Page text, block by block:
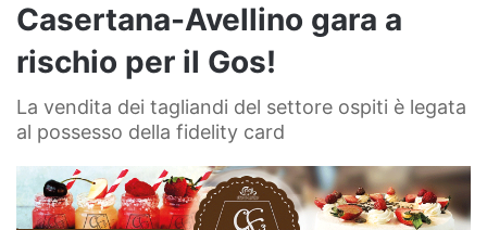
Casertana-Avellino gara a
rischio per il Gos!
La vendita dei tagliandi del settore ospiti è legata
al possesso della fidelity card